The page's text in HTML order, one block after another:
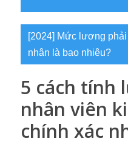
[2024] Mức lương
nhân là bao nhiêu?
5 cách tính
nhân viên
chính xác